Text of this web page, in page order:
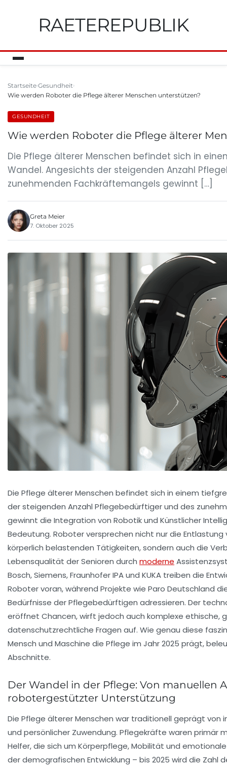
RAETEREPUBLIK
Startseite Gesundheit
Wie werden Roboter die Pflege älterer Menschen unterstützen?
GESUNDHEIT
Wie werden Roboter die Pflege älterer
Die Pflege älterer Menschen befindet sich in
Wandel. Angesichts der steigenden Anzahl
zunehmenden Fachkräftemangels gewinnt […]
Greta Meier
7. Oktober 2025
Die Pflege älterer Menschen befindet sich in einem
der steigenden Anzahl Pflegebedürftiger und des
gewinnt die Integration von Robotik und Künstlicher
Bedeutung. Roboter versprechen nicht nur die
körperlich belastenden Tätigkeiten, sondern auch die
Lebensqualität der Senioren durch moderne
Bosch, Siemens, Fraunhofer IPA und KUKA treiben die
Roboter voran, während Projekte wie Paro Deutschland
Bedürfnisse der Pflegebedürftigen adressieren. Der
eröffnet Chancen, wirft jedoch auch komplexe ethische,
datenschutzrechtliche Fragen auf. Wie genau diese
Mensch und Maschine die Pflege im Jahr 2025 prägt,
Abschnitte.
Der Wandel in der Pflege: Von manuellen
robotergestützter Unterstützung
Die Pflege älterer Menschen war traditionell geprägt von
und persönlicher Zuwendung. Pflegekräfte waren primär
Helfer, die sich um Körperpflege, Mobilität und
der demografischen Entwicklung – bis 2025 wird die Zahl